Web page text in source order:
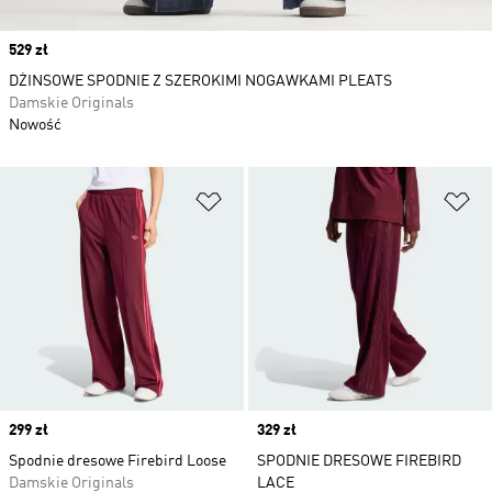
Dodaj do listy życzeń
Price
299 zł
Spodnie dresowe Firebird Loose
Damskie Originals
Price
329 zł
SPODNIE DRESOWE FIREBIRD
LACE
Price
529 zł
DŻINSOWE SPODNIE Z SZEROKIMI NOGAWKAMI PLEATS
Damskie Originals
Nowość